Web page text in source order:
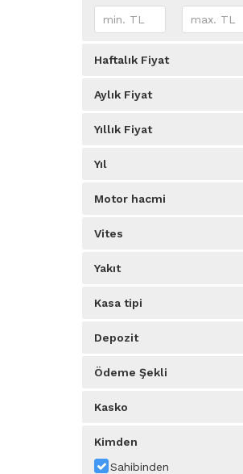
Mini (4)
Jeep (3)
Mercedes - Benz
Jaguar (1)
Haftalık Fiyat
Aylık Fiyat
Yıllık Fiyat
Yıl
Motor hacmi
Vites
Yakıt
Kasa tipi
Depozit
Ödeme Şekli
Kasko
Kimden
Sahibinden